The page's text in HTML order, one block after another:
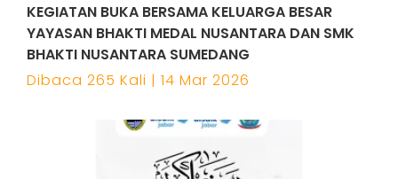
KEGIATAN BUKA BERSAMA KELUARGA BESAR
YAYASAN BHAKTI MEDAL NUSANTARA DAN SMK
BHAKTI NUSANTARA SUMEDANG
Dibaca 265 Kali | 14 Mar 2026